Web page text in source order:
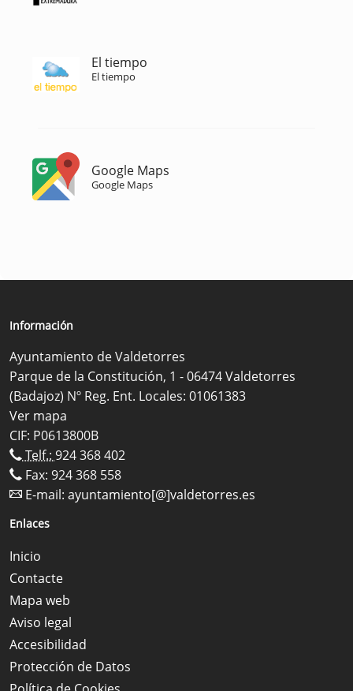
El tiempo
El tiempo
Google Maps
Google Maps
Información
Ayuntamiento de Valdetorres
Parque de la Constitución, 1 - 06474 Valdetorres
(Badajoz) Nº Reg. Ent. Locales: 01061383
Ver mapa
CIF: P0613800B
Telf.: 924 368 402
Fax: 924 368 558
E-mail: ayuntamiento[@]valdetorres.es
Enlaces
Inicio
Contacte
Mapa web
Aviso legal
Accesibilidad
Protección de Datos